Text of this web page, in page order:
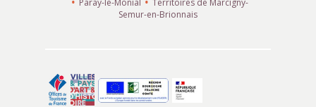
Semur-en-Brionnais